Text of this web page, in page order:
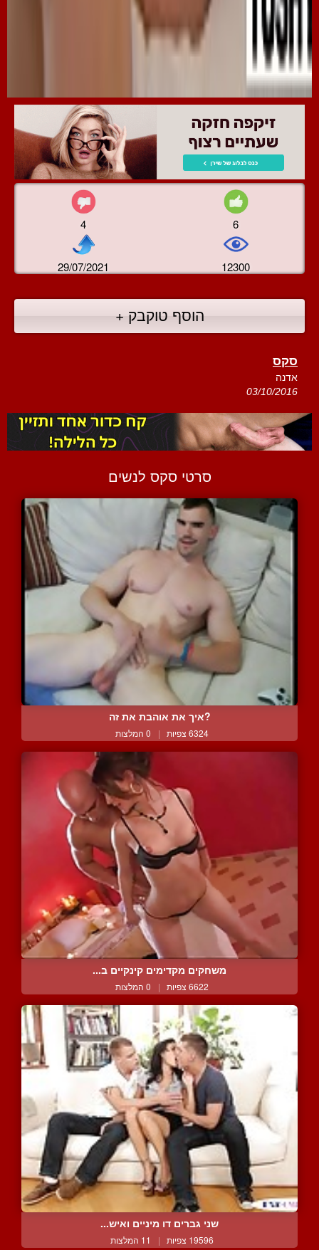
4 6
29/07/2021 12300
הוסף טוקבק +
סקס
אדנה
03/10/2016
סרטי סקס לנשים
?איך את אוהבת את זה
6324 צפיות | 0 המלצות
משחקים מקדימים קינקיים ב...
6622 צפיות | 0 המלצות
שני גברים דו מיניים ואיש...
19596 צפיות | 11 המלצות